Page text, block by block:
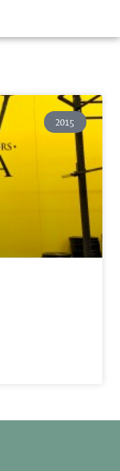
2015